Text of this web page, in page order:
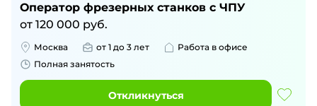
Оператор фрезерных станков с ЧПУ
от 120 000 руб.
Москва от 1 до 3 лет
Работа в офисе
Полная занятость
Откликнуться